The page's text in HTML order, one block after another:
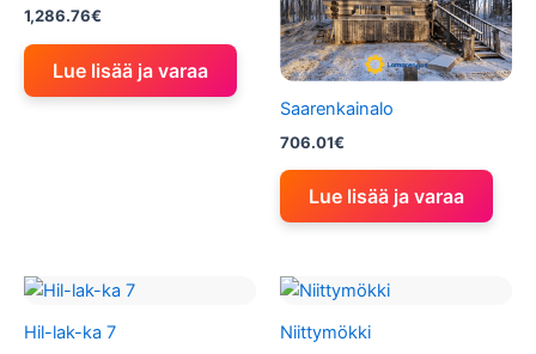
1,286.76€
Lue lisää ja varaa
Saarenkainalo
706.01€
Lue lisää ja varaa
Hil-lak-ka 7 Niittymökki